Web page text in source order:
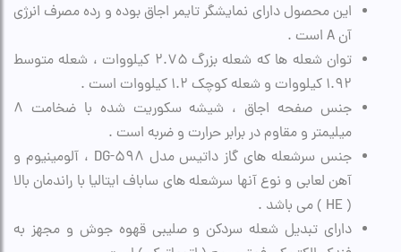
این محصول دارای نمایشگر تایمر اجاق بوده و رده مصرف انرژی
آن A است .
توان شعله ها که شعله بزرگ ۲.۷۵ کیلووات ، شعله متوسط
۱.۹۲ کیلووات و شعله کوچک ۱.۲ کیلووات است .
جنس صفحه اجاق ، شیشه سکوریت شده با ضخامت ۸
میلیمتر و مقاوم در برابر حرارت و ضربه است .
جنس سرشعله های گاز داتیس مدل DG-598 ، آلومینیوم و
آهن لعابی و نوع آنها سرشعله های ساباف ایتالیا با راندمان بالا
( HE ) می باشد .
دارای تبدیل شعله سردکن و صلیبی قهوه جوش و مجهز به